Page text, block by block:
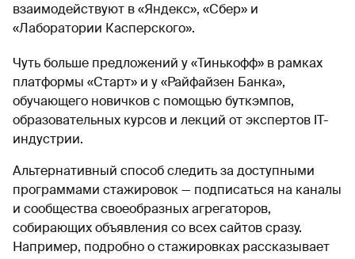
взаимодействуют в «Яндекс», «Сбер» и
«Лаборатории Касперского».
Чуть больше предложений у «Тинькофф» в рамках
платформы «Старт» и у «Райфайзен Банка»,
обучающего новичков с помощью буткэмпов,
образовательных курсов и лекций от экспертов IT-
индустрии.
Альтернативный способ следить за доступными
программами стажировок — подписаться на каналы
и сообщества своеобразных агрегаторов,
собирающих объявления со всех сайтов сразу.
Например, подробно о стажировках рассказывает